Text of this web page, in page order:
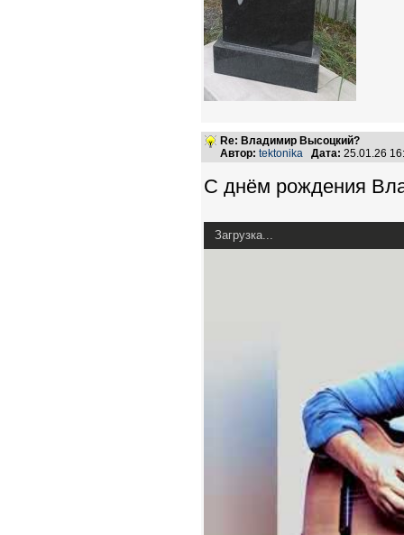
Re: Владимир Высоцкий?
Автор: tektonika Дата: 25.01.26
С днём рождения
Загрузка...